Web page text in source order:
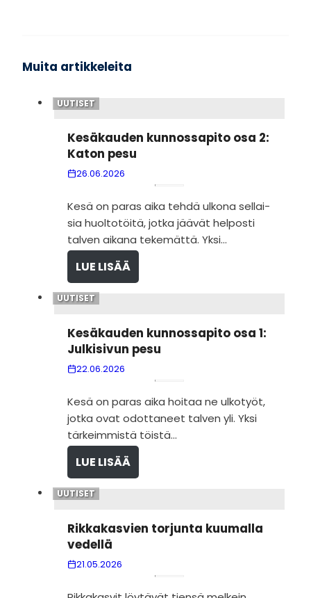
Muita artikkeleita
UUTISET
Kesä­kau­den kun­nos­sa­pito osa 2:
Katon pesu
26.06.2026
Kesä on paras aika tehdä ulkona sel­lai­
sia huol­to­töitä, jotka jää­vät hel­posti
tal­ven aikana teke­mättä. Yksi...
LUE LISÄÄ
UUTISET
Kesä­kau­den kun­nos­sa­pito osa 1:
Jul­ki­si­vun pesu
22.06.2026
Kesä on paras aika hoi­taa ne ulko­työt,
jotka ovat odot­ta­neet tal­ven yli. Yksi
tär­keim­mistä töistä...
LUE LISÄÄ
UUTISET
Rik­ka­kas­vien tor­junta kuu­malla
vedellä
21.05.2026